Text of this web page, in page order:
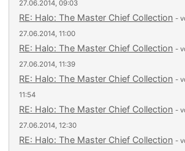
27.06.2014, 09:03
RE: Halo: The Master Chief Collection -
27.06.2014, 11:00
RE: Halo: The Master Chief Collection -
27.06.2014, 11:39
RE: Halo: The Master Chief Collection -
11:54
RE: Halo: The Master Chief Collection -
27.06.2014, 12:30
RE: Halo: The Master Chief Collection -